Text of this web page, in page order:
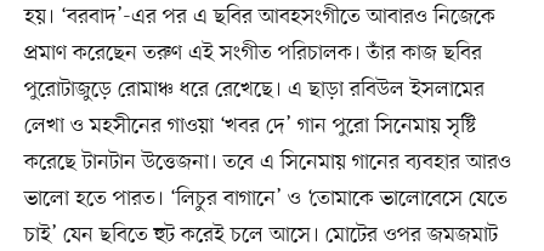
হয়। ‘বরবাদ’-এর পর এ ছবির আবহসংগীতে আবারও নিজেকে
প্রমাণ করেছেন তরুণ এই সংগীত পরিচালক। তাঁর কাজ ছবির
পুরোটাজুড়ে রোমাঞ্চ ধরে রেখেছে। এ ছাড়া রবিউল ইসলামের
লেখা ও মহসীনের গাওয়া ‘খবর দে’ গান পুরো সিনেমায় সৃষ্টি
করেছে টানটান উত্তেজনা। তবে এ সিনেমায় গানের ব্যবহার আরও
ভালো হতে পারত। ‘লিচুর বাগানে’ ও ‘তোমাকে ভালোবেসে যেতে
চাই’ যেন ছবিতে হুট করেই চলে আসে। মোটের ওপর জমজমাট